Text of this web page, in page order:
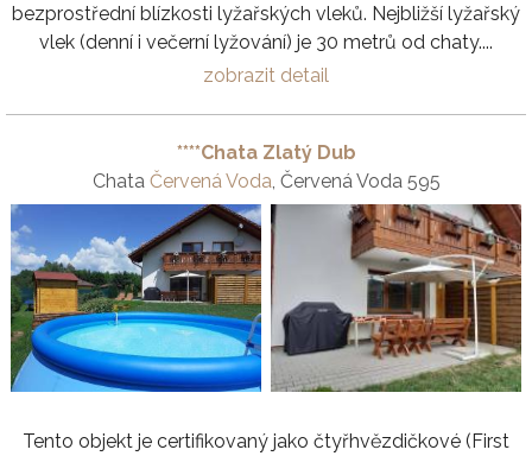
bezprostřední blízkosti lyžařských vleků. Nejbližší lyžařský
vlek (denní i večerní lyžování) je 30 metrů od chaty....
zobrazit detail
****Chata Zlatý Dub
Chata Červená Voda , Červená Voda 595
Tento objekt je certifikovaný jako čtyřhvězdičkové (First